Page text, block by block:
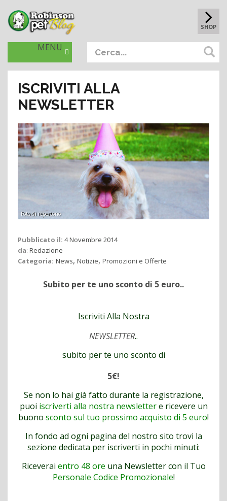
SHOP
MENU
ISCRIVITI ALLA
NEWSLETTER
Foto di repertorio
Pubblicato il: 4 Novembre 2014
da: Redazione
Categoria: News, Notizie, Promozioni e Offerte
Subito per te uno sconto di 5 euro..
Iscriviti Alla Nostra
NEWSLETTER..
subito per te uno sconto di
5€!
Se non lo hai già fatto durante la registrazione,
puoi iscriverti alla nostra newslettere ricevere un
buono sconto sul tuo prossimo acquisto di 5 euro!
In fondo ad ogni pagina del nostro sito trovi la
sezione dedicata per iscriverti in pochi minuti:
Riceverai entro 48 ore una Newsletter con il Tuo
Personale Codice Promozionale!